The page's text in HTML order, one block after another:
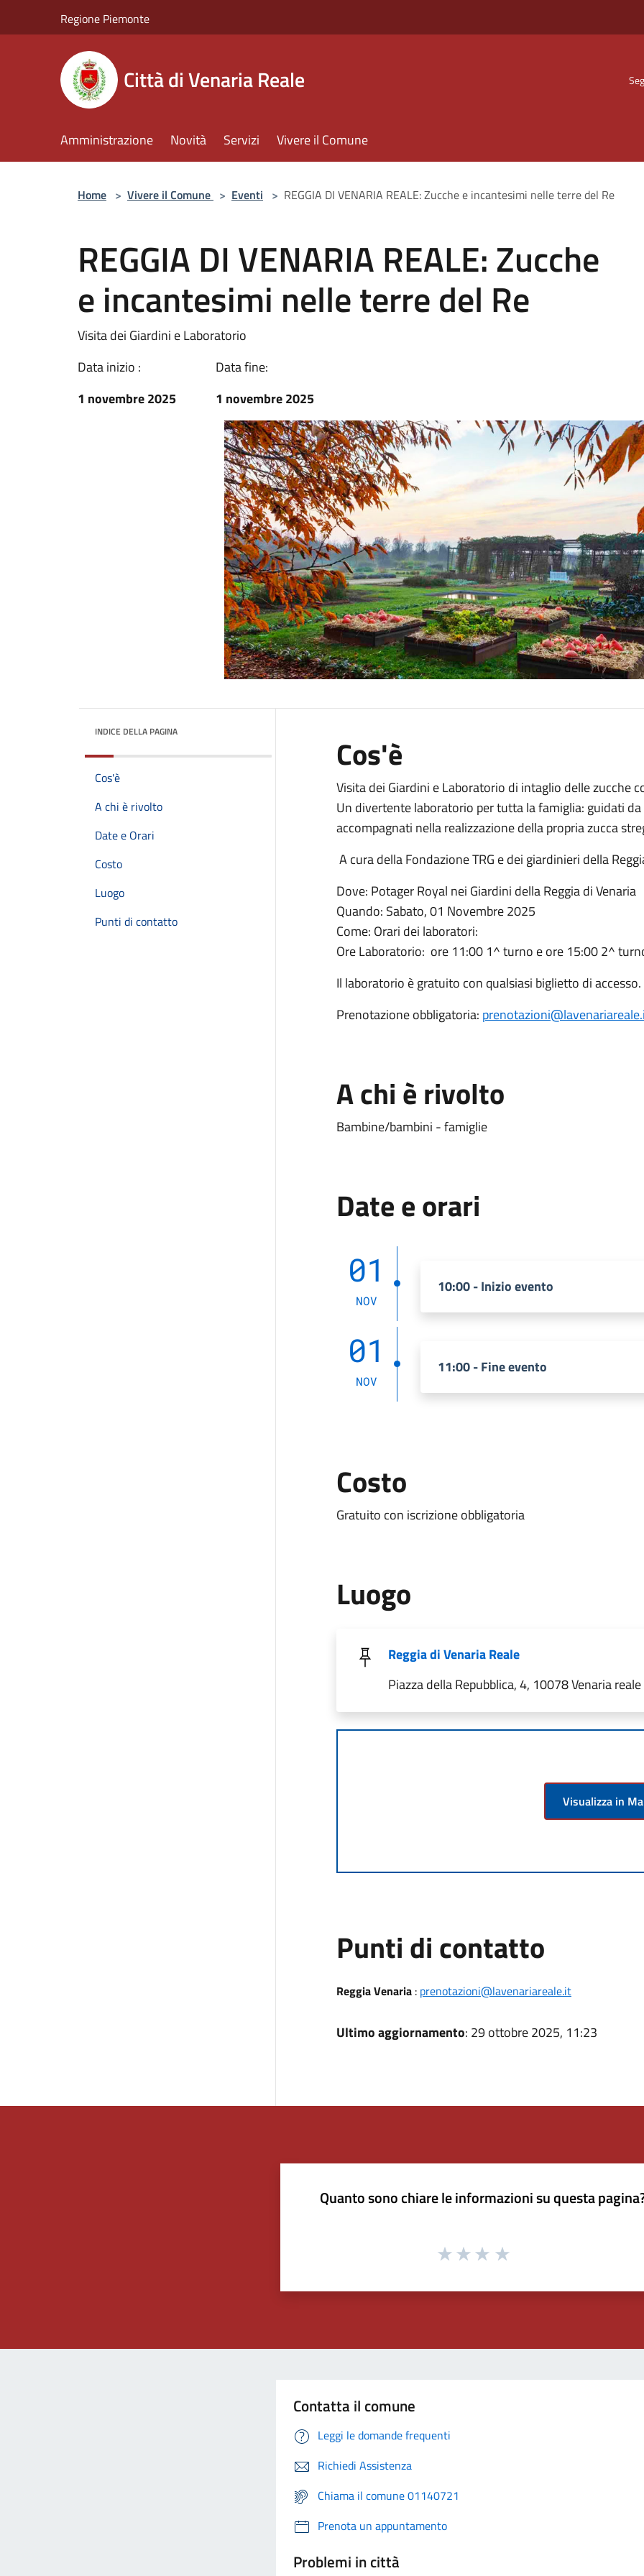
Regione Piemonte
Città di Venaria Reale
Amministrazione Novità Servizi Vivere il Comune
Home > Vivere il Comune > Eventi > REGGIA DI VENARIA REALE: Zucche e incantesimi nelle terre del Re
REGGIA DI VENARIA REALE: Zucche
e incantesimi nelle terre del Re
Visita dei Giardini e Laboratorio
Data inizio :
1 novembre 2025
Data fine:
1 novembre 2025
INDICE DELLA PAGINA
Cos'è
A chi è rivolto
Date e Orari
Costo
Luogo
Punti di contatto
Cos'è
Visita dei Giardini e Laboratorio di intaglio delle zucche
Un divertente laboratorio per tutta la famiglia: guidati
accompagnati nella realizzazione della propria zucca
A cura della Fondazione TRG e dei giardinieri della
Dove: Potager Royal nei Giardini della Reggia di Venaria
Quando: Sabato, 01 Novembre 2025
Come: Orari dei laboratori:
Ore Laboratorio: ore 11:00 1^ turno e ore 15:00 2^
Il laboratorio è gratuito con qualsiasi biglietto di accesso.
Prenotazione obbligatoria:
A chi è rivolto
Bambine/bambini - famiglie
Date e orari
01
NOV
10:00 - Inizio evento
01
NOV
11:00 - Fine evento
Costo
Gratuito con iscrizione obbligatoria
Luogo
Reggia di Venaria Reale
Piazza della Repubblica, 4, 10078 Venaria
Visualizza in
Punti di contatto
Reggia Venaria: prenotazioni@lavenariareale.it
Ultimo aggiornamento: 29 ottobre 2025, 11:23
Quanto sono chiare le informazioni su questa
Contatta il comune
Leggi le domande frequenti
Richiedi Assistenza
Chiama il comune 01140721
Prenota un appuntamento
Problemi in città